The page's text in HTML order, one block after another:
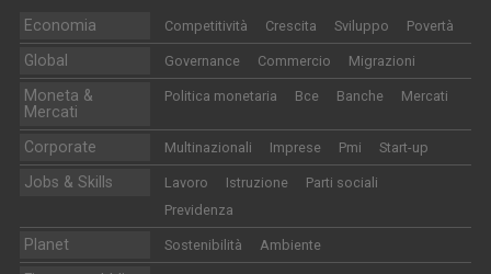
Economia Competitività Crescita Sviluppo Povertà
Global Governance Commercio Migrazioni
Moneta &
Mercati
Politica monetaria Bce Banche Mercati
Corporate Multinazionali Imprese Pmi Start-up
Jobs & Skills Lavoro Istruzione
Parti sociali
Previdenza
Planet Sostenibilità Ambiente